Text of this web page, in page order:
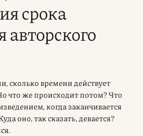
срока
авторского
сколько времени действует
что же происходит потом? Что
когда заканчивается
оно, так сказать, девается?